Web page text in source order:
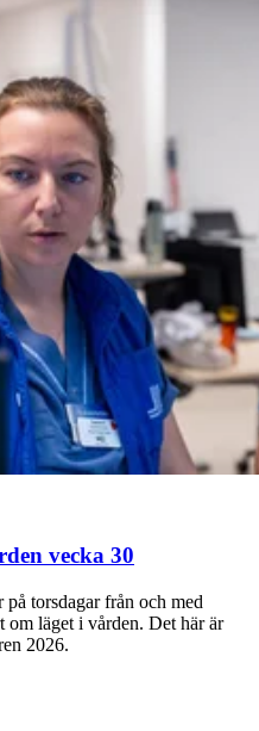
vecka 30
torsdagar från och med
om läget i vården. Det här är
2026.